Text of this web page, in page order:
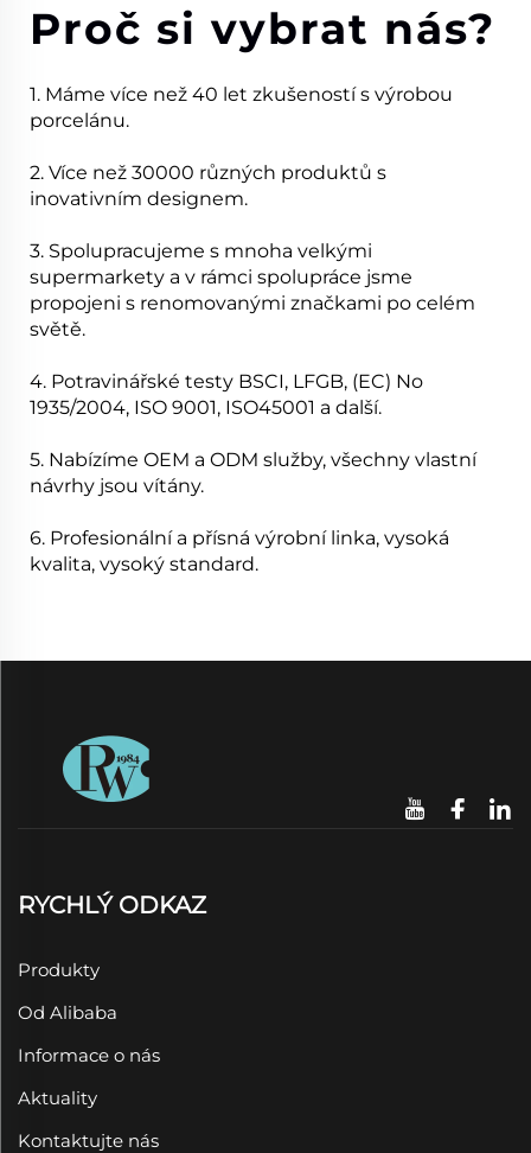
Proč si vybrat nás?
1. Máme více než 40 let zkušeností s výrobou
porcelánu.
2. Více než 30000 různých produktů s
inovativním designem.
3. Spolupracujeme s mnoha velkými
supermarkety a v rámci spolupráce jsme
propojeni s renomovanými značkami po celém
světě.
4. Potravinářské testy BSCI, LFGB, (EC) No
1935/2004, ISO 9001, ISO45001 a další.
5. Nabízíme OEM a ODM služby, všechny vlastní
návrhy jsou vítány.
6. Profesionální a přísná výrobní linka, vysoká
kvalita, vysoký standard.
RYCHLÝ ODKAZ
Produkty
Od Alibaba
Informace o nás
Aktuality
Kontaktujte nás